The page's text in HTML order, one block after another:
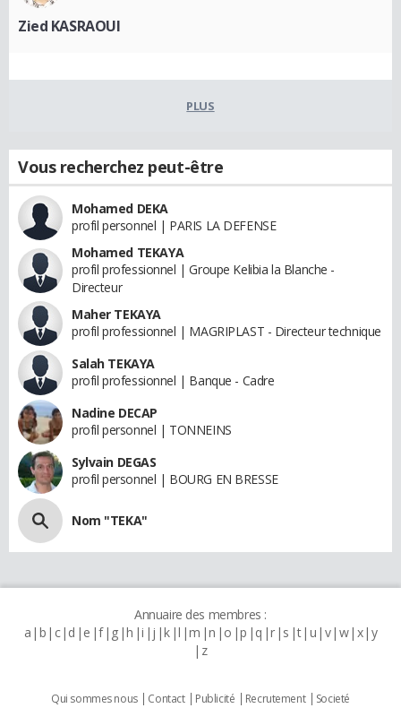
Zied KASRAOUI
PLUS
Vous recherchez peut-être
Mohamed DEKA
profil personnel | PARIS LA DEFENSE
Mohamed TEKAYA
profil professionnel | Groupe Kelibia la Blanche -
Directeur
Maher TEKAYA
profil professionnel | MAGRIPLAST - Directeur technique
Salah TEKAYA
profil professionnel | Banque - Cadre
Nadine DECAP
profil personnel | TONNEINS
Sylvain DEGAS
profil personnel | BOURG EN BRESSE
Nom "TEKA"
Annuaire des membres :
a b c d e f g h i j k l m n o p q r s t u v w x y
z
Qui sommes nous Contact Publicité Recrutement
Societé